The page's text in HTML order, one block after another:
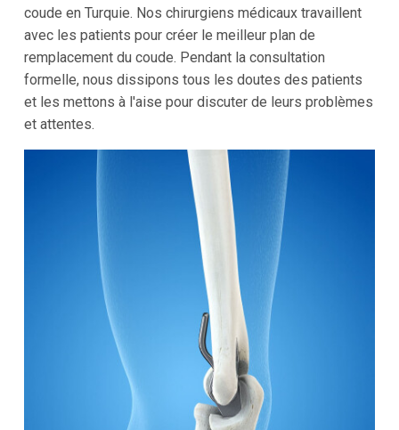
coude en Turquie. Nos chirurgiens médicaux travaillent
avec les patients pour créer le meilleur plan de
remplacement du coude. Pendant la consultation
formelle, nous dissipons tous les doutes des patients
et les mettons à l'aise pour discuter de leurs problèmes
et attentes.